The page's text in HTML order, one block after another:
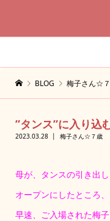
BLOG 梅子さん☆
”タンス”に入り込
2023.03.28 梅子さん☆７歳
母が、タンスの引き出
オープンにしたところ、
早速、ご入場された梅